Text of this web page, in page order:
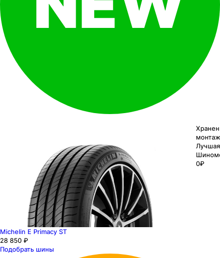
0₽
Michelin E Primacy ST
28 850 ₽
Подобрать шины